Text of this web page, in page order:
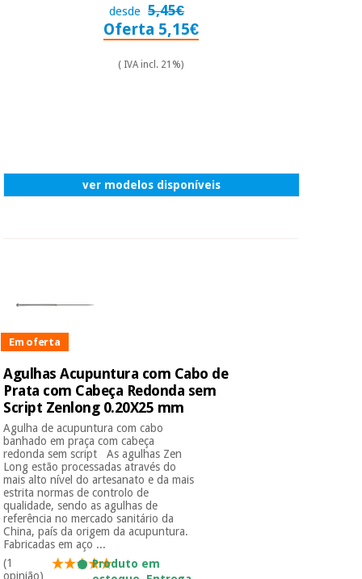
desde 5,45€
Oferta 5,15€
( IVA incl. 21%)
ver modelos disponíveis
Em oferta
Agulhas Acupuntura com Cabo de
Prata com Cabeça Redonda sem
Script Zenlong 0.20X25 mm
Agulha de acupuntura com cabo
banhado em praça com cabeça
redonda sem script As agulhas Zen
Long estão processadas através do
mais alto nível do artesanato e da mais
estrita normas de controlo de
qualidade, sendo as agulhas de
referência no mercado sanitário da
China, país da origem da acupuntura.
Fabricadas em aço ...
(1
opinião)
Produto em